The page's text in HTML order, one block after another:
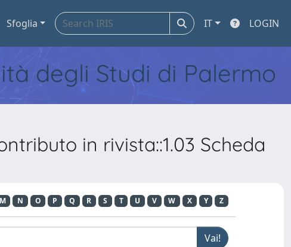
Sfoglia IT LOGIN
degli Studi di Palermo
in rivista::1.03 Scheda
M N O P Q R S T U V W X Y Z